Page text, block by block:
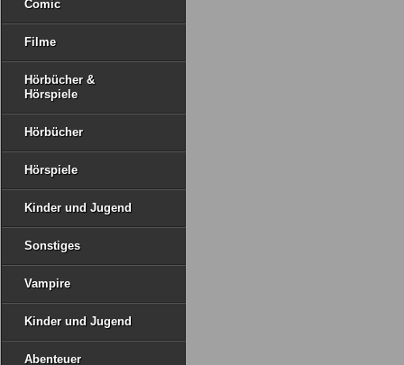
Comic
Filme
Hörbücher &
Hörspiele
Hörbücher
Hörspiele
Kinder und Jugend
Sonstiges
Vampire
Kinder und Jugend
Abenteuer